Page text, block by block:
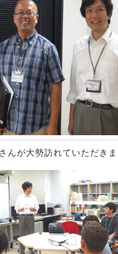
んが大勢訪れていただき